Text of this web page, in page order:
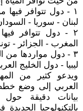
١ - دول تتوافر فيها
لبنان - سوريا -
٢ - دول تتوافر
المغرب - الجزائر -
٣ - دول مواردها
ليبيا - دول الخليج
ويدعو كثير من
العربي إلى وضع
بيانات دقيقة حول
بالتكنولوجيا